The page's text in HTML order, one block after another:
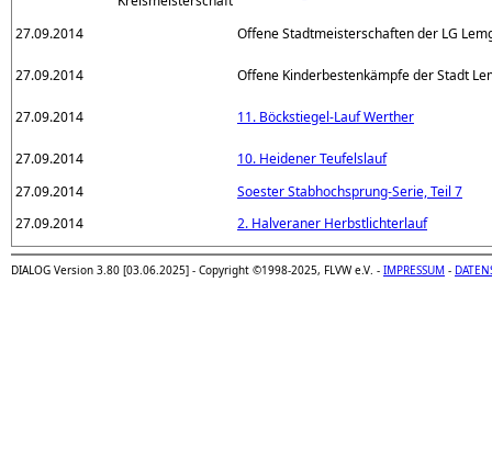
27.09.2014 Offene Stadtmeisterschaften der LG
27.09.2014 Offene Kinderbestenkämpfe der Stadt
27.09.2014 11. Böckstiegel-Lauf Werther
27.09.2014
10. Heidener Teufelslauf
27.09.2014
Soester Stabhochsprung-Serie, Teil 7
27.09.2014
2. Halveraner Herbstlichterlauf
DIALOG Version 3.80 [03.06.2025] - Copyright ©1998-2025, FLVW e.V. - IMPRESSUM -